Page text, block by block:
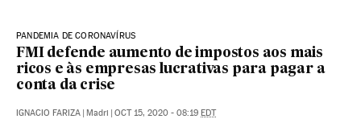
PANDEMIA DE CORONAVÍRUS
FMI defende aumento de impostos aos mais
ricos e às empresas lucrativas para pagar a
conta da crise
IGNACIO FARIZA | Madri | OCT 15, 2020 - 08:19 EDT